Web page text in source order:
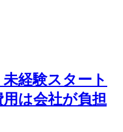
未経験スタート
は会社が負担